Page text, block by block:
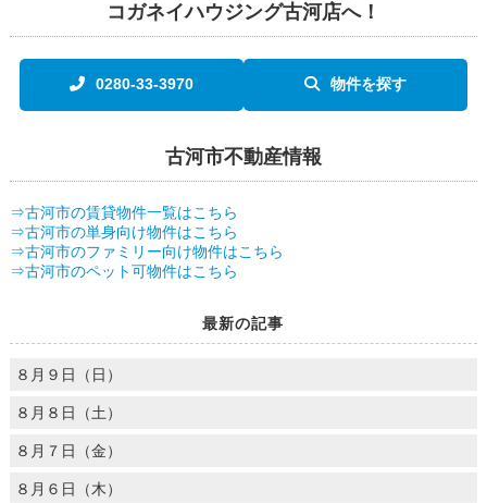
コガネイハウジング古河店へ！
0280-33-3970 物件を探す
古河市不動産情報
⇒古河市の賃貸物件一覧はこちら
⇒古河市の単身向け物件はこちら
⇒古河市のファミリー向け物件はこちら
⇒古河市のペット可物件はこちら
最新の記事
８月９日（日）
８月８日（土）
８月７日（金）
８月６日（木）